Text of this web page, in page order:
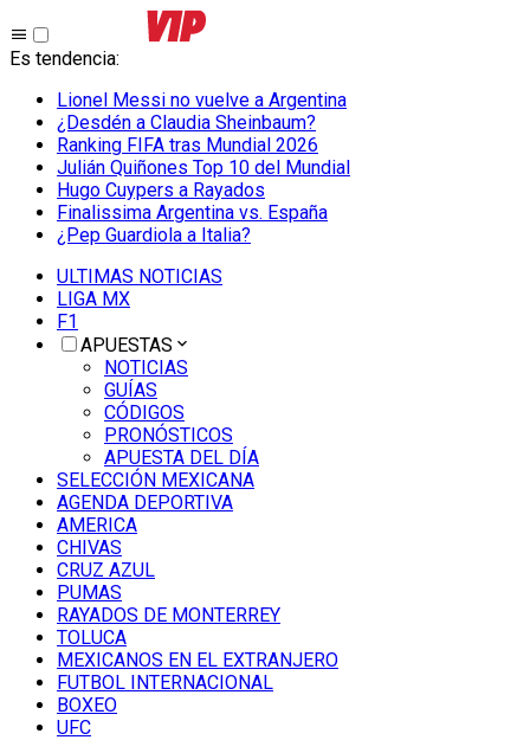
Es tendencia:
Lionel Messi no vuelve a Argentina
¿Desdén a Claudia Sheinbaum?
Ranking FIFA tras Mundial 2026
Julián Quiñones Top 10 del Mundial
Hugo Cuypers a Rayados
Finalissima Argentina vs. España
¿Pep Guardiola a Italia?
ULTIMAS NOTICIAS
LIGA MX
F1
APUESTAS
NOTICIAS
GUÍAS
CÓDIGOS
PRONÓSTICOS
APUESTA DEL DÍA
SELECCIÓN MEXICANA
AGENDA DEPORTIVA
AMERICA
CHIVAS
CRUZ AZUL
PUMAS
RAYADOS DE MONTERREY
TOLUCA
MEXICANOS EN EL EXTRANJERO
FUTBOL INTERNACIONAL
BOXEO
UFC